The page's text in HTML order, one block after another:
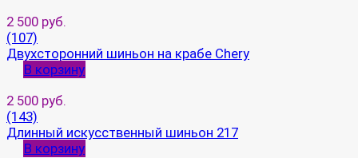
2 500 руб.
(107)
Двухсторонний шиньон на крабе Chery
В корзину
2 500 руб.
(143)
Длинный искусственный шиньон 217
В корзину